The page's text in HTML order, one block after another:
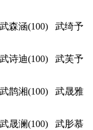
森涵(100) 武绮予
诗迪(100) 武芙予
鹊湘(100) 武晟雅
晟澜(100) 武肜慕